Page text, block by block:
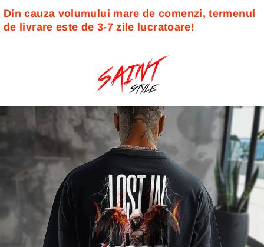
Din cauza volumului mare de comenzi, termenul
de livrare este de 3-7 zile lucratoare!